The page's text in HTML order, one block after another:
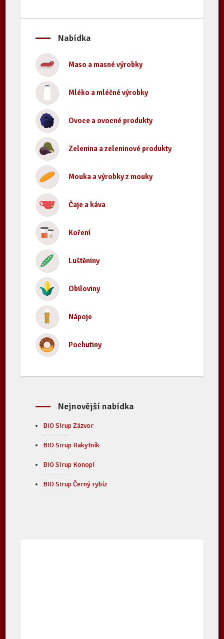
Nabídka
Maso a masné výrobky
Mléko a mléčné výrobky
Ovoce a ovocné produkty
Zelenina a zeleninové produkty
Mouka a výrobky z mouky
Čaje a káva
Koření
Luštěniny
Obiloviny
Nápoje
Pochutiny
Nejnovější nabídka
BIO Sirup Zázvor
BIO Sirup Rakytník
BIO Sirup Konopí
BIO Sirup Černý rybíz